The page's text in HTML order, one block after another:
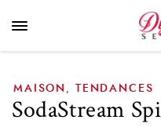
pour des
MAISON TENDANCES
SodaStream